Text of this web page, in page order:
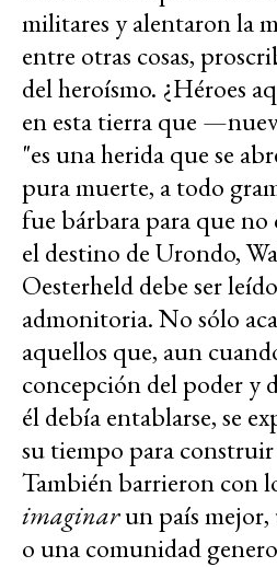
militares y alentaron la
entre otras cosas,
del heroísmo. ¿Héroes
en esta tierra que
"es una herida que se
pura muerte, a todo
fue bárbara para que no
el destino de Urondo,
Oesterheld debe ser
admonitoria. No sólo
aquellos que, aun
concepción del poder y
él debía entablarse, se
su tiempo para
También barrieron con
imaginarun país
o una comunidad